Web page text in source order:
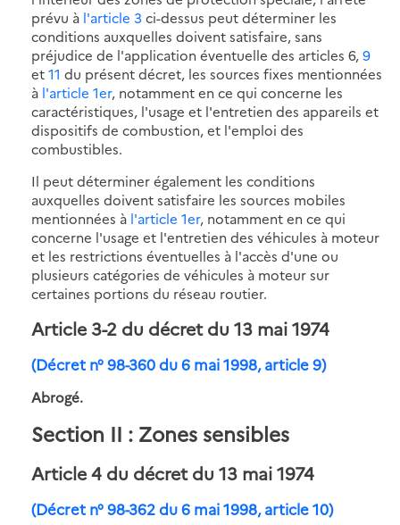
prévu à l'article 3 ci-dessus peut déterminer les
conditions auxquelles doivent satisfaire, sans
préjudice de l'application éventuelle des articles 6,9
et11 du présent décret, les sources fixes mentionnées
à l'article 1er, notamment en ce qui concerne les
caractéristiques, l'usage et l'entretien des appareils et
dispositifs de combustion, et l'emploi des
combustibles.
Il peut déterminer également les conditions
auxquelles doivent satisfaire les sources mobiles
mentionnées à l'article 1er, notamment en ce qui
concerne l'usage et l'entretien des véhicules à moteur
et les restrictions éventuelles à l'accès d'une ou
plusieurs catégories de véhicules à moteur sur
certaines portions du réseau routier.
Article 3-2 du décret du 13 mai 1974
(Décret n° 98-360 du 6 mai 1998, article 9)
Abrogé.
Section II : Zones sensibles
Article 4 du décret du 13 mai 1974
(Décret n° 98-362 du 6 mai 1998, article 10)